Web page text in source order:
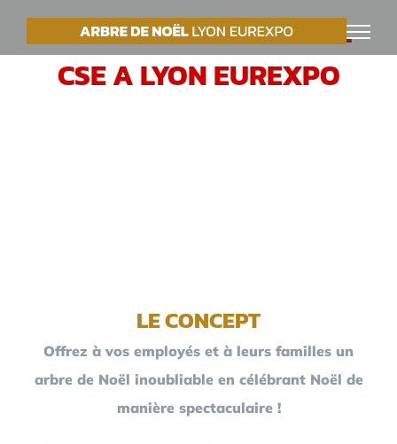
PasserVOTRE ARBRE DE NOËL
CSE A LYON EUREXPO
LE CONCEPT
Offrez à vos employés et à leurs familles un
arbre de Noël inoubliable en célébrant Noël de
manière spectaculaire !